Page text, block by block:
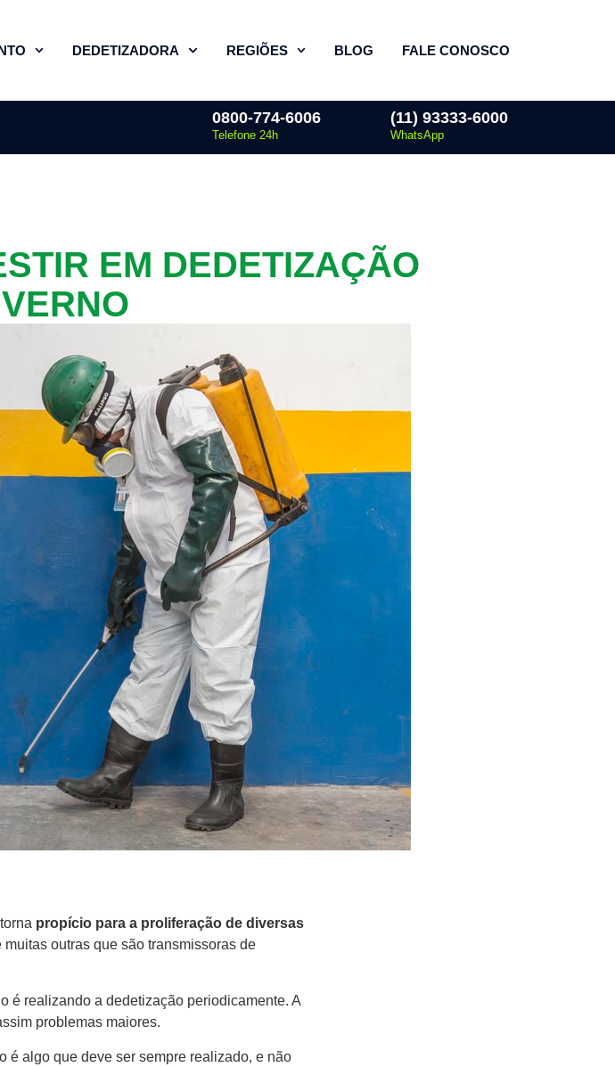
DEDETIZADORA REGIÕES BLOG FALE CONOSCO
0800-774-6006
Telefone 24h
(11) 93333-6000
WhatsApp
EM DEDETIZAÇÃO
propício para a proliferação de diversas
muitas outras que são transmissoras de
é realizando a dedetização periodicamente. A
problemas maiores.
é algo que deve ser sempre realizado, e não